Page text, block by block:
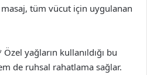
tüm vücut için uygulanan
yağların kullanıldığı bu
de ruhsal rahatlama sağlar.